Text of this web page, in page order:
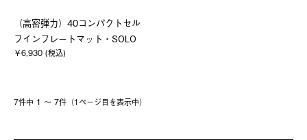
（高密弾力）40コンパクトセル
フインフレートマット・SOLO
￥6,930 (税込)
7件中 1 〜 7件（1ページ⽬を表⽰中）